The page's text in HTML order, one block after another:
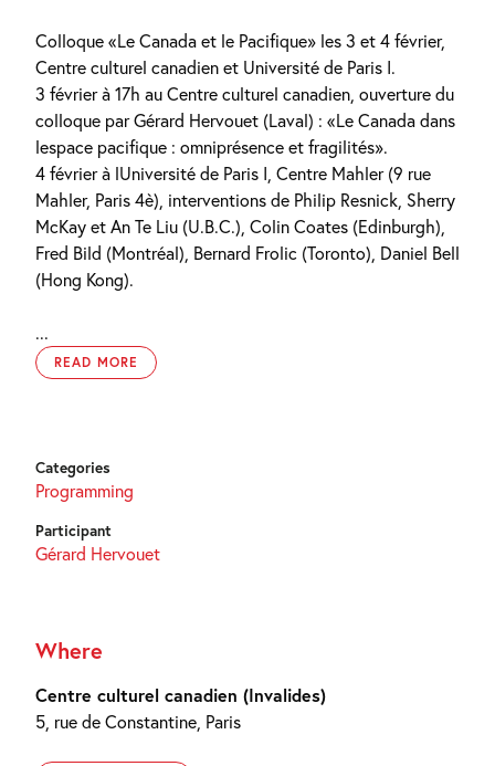
Colloque «Le Canada et le Pacifique» les 3 et 4 février,
Centre culturel canadien et Université de Paris I.
3 février à 17h au Centre culturel canadien, ouverture du
colloque par Gérard Hervouet (Laval) : «Le Canada dans
lespace pacifique : omniprésence et fragilités».
4 février à lUniversité de Paris I, Centre Mahler (9 rue
Mahler, Paris 4è), interventions de Philip Resnick, Sherry
McKay et An Te Liu (U.B.C.), Colin Coates (Edinburgh),
Fred Bild (Montréal), Bernard Frolic (Toronto), Daniel Bell
(Hong Kong).
...
READ MORE
Categories
Programming
Participant
Gérard Hervouet
Where
Centre culturel canadien (Invalides)
5, rue de Constantine, Paris